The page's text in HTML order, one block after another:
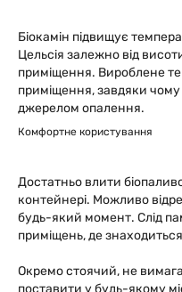
Біокамін підвищує
Цельсія залежно від
приміщення. Вироблене
приміщення, завдяки
джерелом опалення.
Комфортне користування
Достатньо влити
контейнері. Можливо
будь-який момент. Слід
приміщень, де знаходиться
Окремо стоячий, не
поставити у будь-якому